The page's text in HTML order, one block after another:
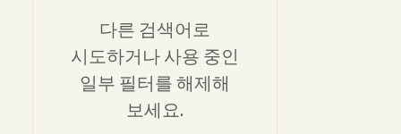
다른 검색어로
시도하거나 사용 중인
일부 필터를 해제해
보세요.